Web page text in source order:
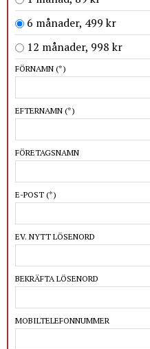
6 månader, 499 kr
12 månader, 998 kr
FÖRNAMN (*)
EFTERNAMN (*)
FÖRETAGSNAMN
E-POST (*)
EV. NYTT LÖSENORD
BEKRÄFTA LÖSENORD
MOBILTELEFONNUMMER